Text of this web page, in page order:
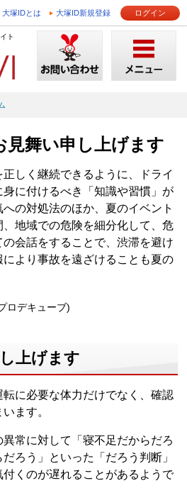
大塚IDとは 大塚ID新規登録 ログイン
ト
見舞い申し上げます
しく継続できるように、ドライ
に付けるべき「知識や習慣」が
の対処法のほか、夏のイベント
地域での危険を細分化して、危
会話をすることで、渋滞を避け
より事故を遠ざけることも夏の
ロデキューブ)
上げます
に必要な体力だけでなく、確認
ます。
異常に対して「寝不足だからだろ
ろう」といった「だろう判断」
くのが遅れることがあるようで